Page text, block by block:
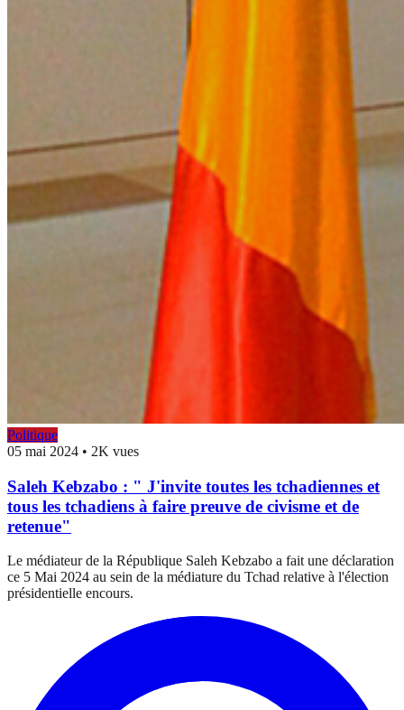
Politique
05 mai 2024 • 2K vues
Saleh Kebzabo : " J'invite toutes les tchadiennes et
tous les tchadiens à faire preuve de civisme et de
retenue"
Le médiateur de la République Saleh Kebzabo a fait une déclaration
ce 5 Mai 2024 au sein de la médiature du Tchad relative à l'élection
présidentielle encours.